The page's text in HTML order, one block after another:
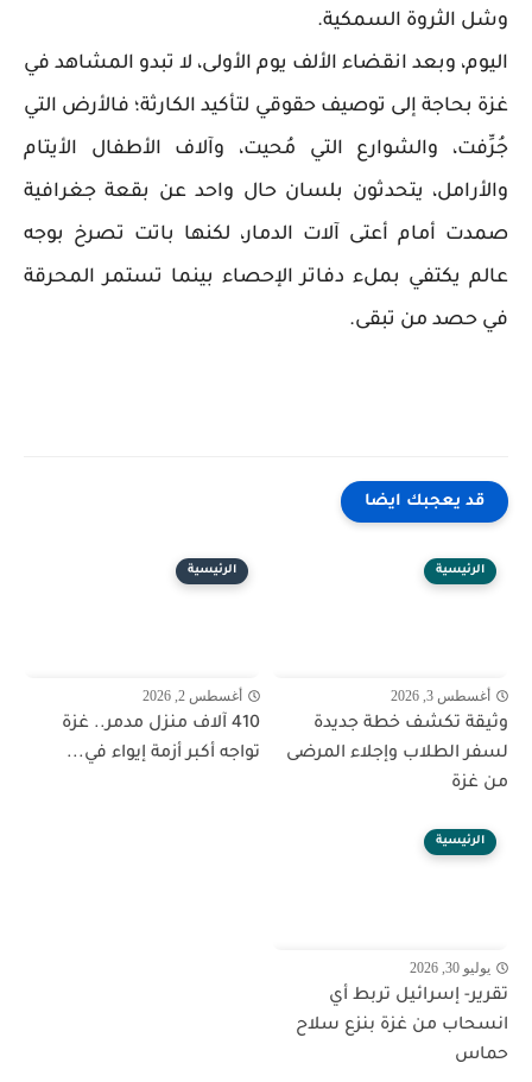
وشل الثروة السمكية.
اليوم، وبعد انقضاء الألف يوم الأولى، لا تبدو المشاهد في
غزة بحاجة إلى توصيف حقوقي لتأكيد الكارثة؛ فالأرض التي
جُرِّفت، والشوارع التي مُحيت، وآلاف الأطفال الأيتام
والأرامل، يتحدثون بلسان حال واحد عن بقعة جغرافية
صمدت أمام أعتى آلات الدمار، لكنها باتت تصرخ بوجه
عالم يكتفي بملء دفاتر الإحصاء بينما تستمر المحرقة
في حصد من تبقى.
قد يعجبك ايضا
الرئيسية
أغسطس 3, 2026
وثيقة تكشف خطة جديدة
لسفر الطلاب وإجلاء المرضى
من غزة
الرئيسية
أغسطس 2, 2026
410 آلاف منزل مدمر.. غزة
تواجه أكبر أزمة إيواء في...
الرئيسية
يوليو 30, 2026
تقرير- إسرائيل تربط أي
انسحاب من غزة بنزع سلاح
حماس